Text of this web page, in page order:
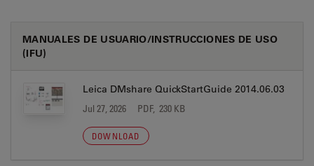
MANUALES DE USUARIO/INSTRUCCIONES DE USO
(IFU)
Leica DMshare QuickStartGuide 2014.06.03
Jul 27, 2026 PDF, 230 KB
DOWNLOAD